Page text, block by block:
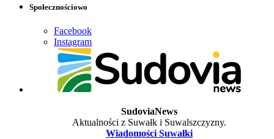
Społecznościowo
Facebook
Instagram
SudoviaNews
Aktualności z Suwałk i Suwalszczyzny.
Wiadomości Suwałki